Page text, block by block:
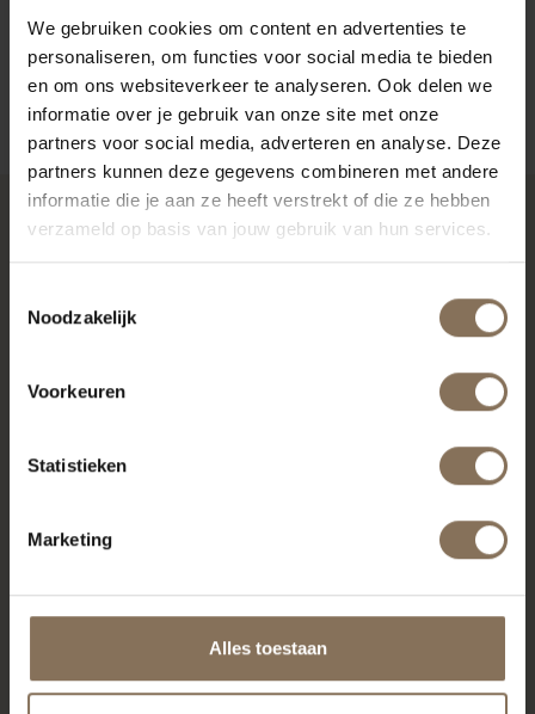
We gebruiken cookies om content en advertenties te
personaliseren, om functies voor social media te bieden
en om ons websiteverkeer te analyseren. Ook delen we
informatie over je gebruik van onze site met onze
partners voor social media, adverteren en analyse. Deze
partners kunnen deze gegevens combineren met andere
informatie die je aan ze heeft verstrekt of die ze hebben
verzameld op basis van jouw gebruik van hun services.
Noodzakelijk
Voorkeuren
Statistieken
Marketing
Alles toestaan
AFMETINGEN & FOLDER
ZAKELIJK
RECENT BEKEKEN
S17 BARSTOEL
OKERBRUIN | EBBEN